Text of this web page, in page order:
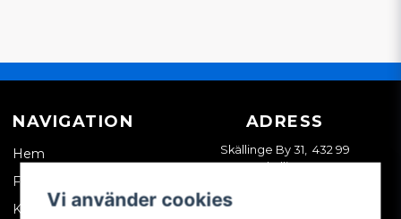
NAVIGATION
Hem
Företagskund
Kontakta oss
ADRESS
Skällinge By 31, 432 99
Skällinge
Vi använder cookies